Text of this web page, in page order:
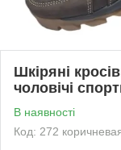
Шкіряні
чоловічі
В наявності
Код: 272